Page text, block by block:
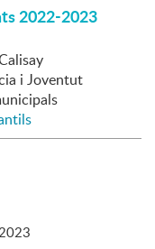
2022-2023
i Joventut